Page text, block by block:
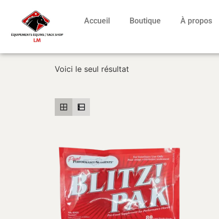
Accueil Boutique À propos
Voici le seul résultat